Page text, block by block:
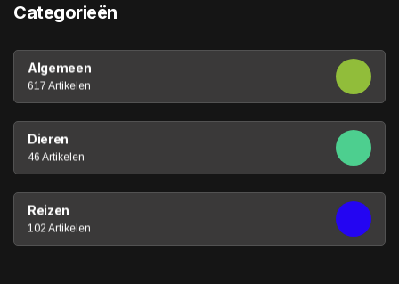
Categorieën
Algemeen
617 Artikelen
Dieren
46 Artikelen
Reizen
102 Artikelen